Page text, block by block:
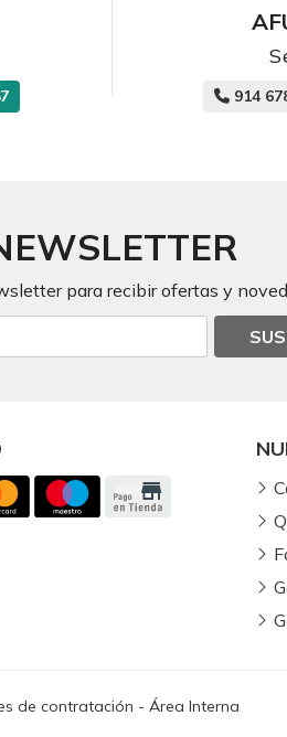
914
para recibir ofertas y
de contratación - Área Interna